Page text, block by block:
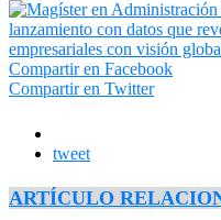
Compartir en Facebook
Compartir en Twitter
tweet
ARTÍCULO